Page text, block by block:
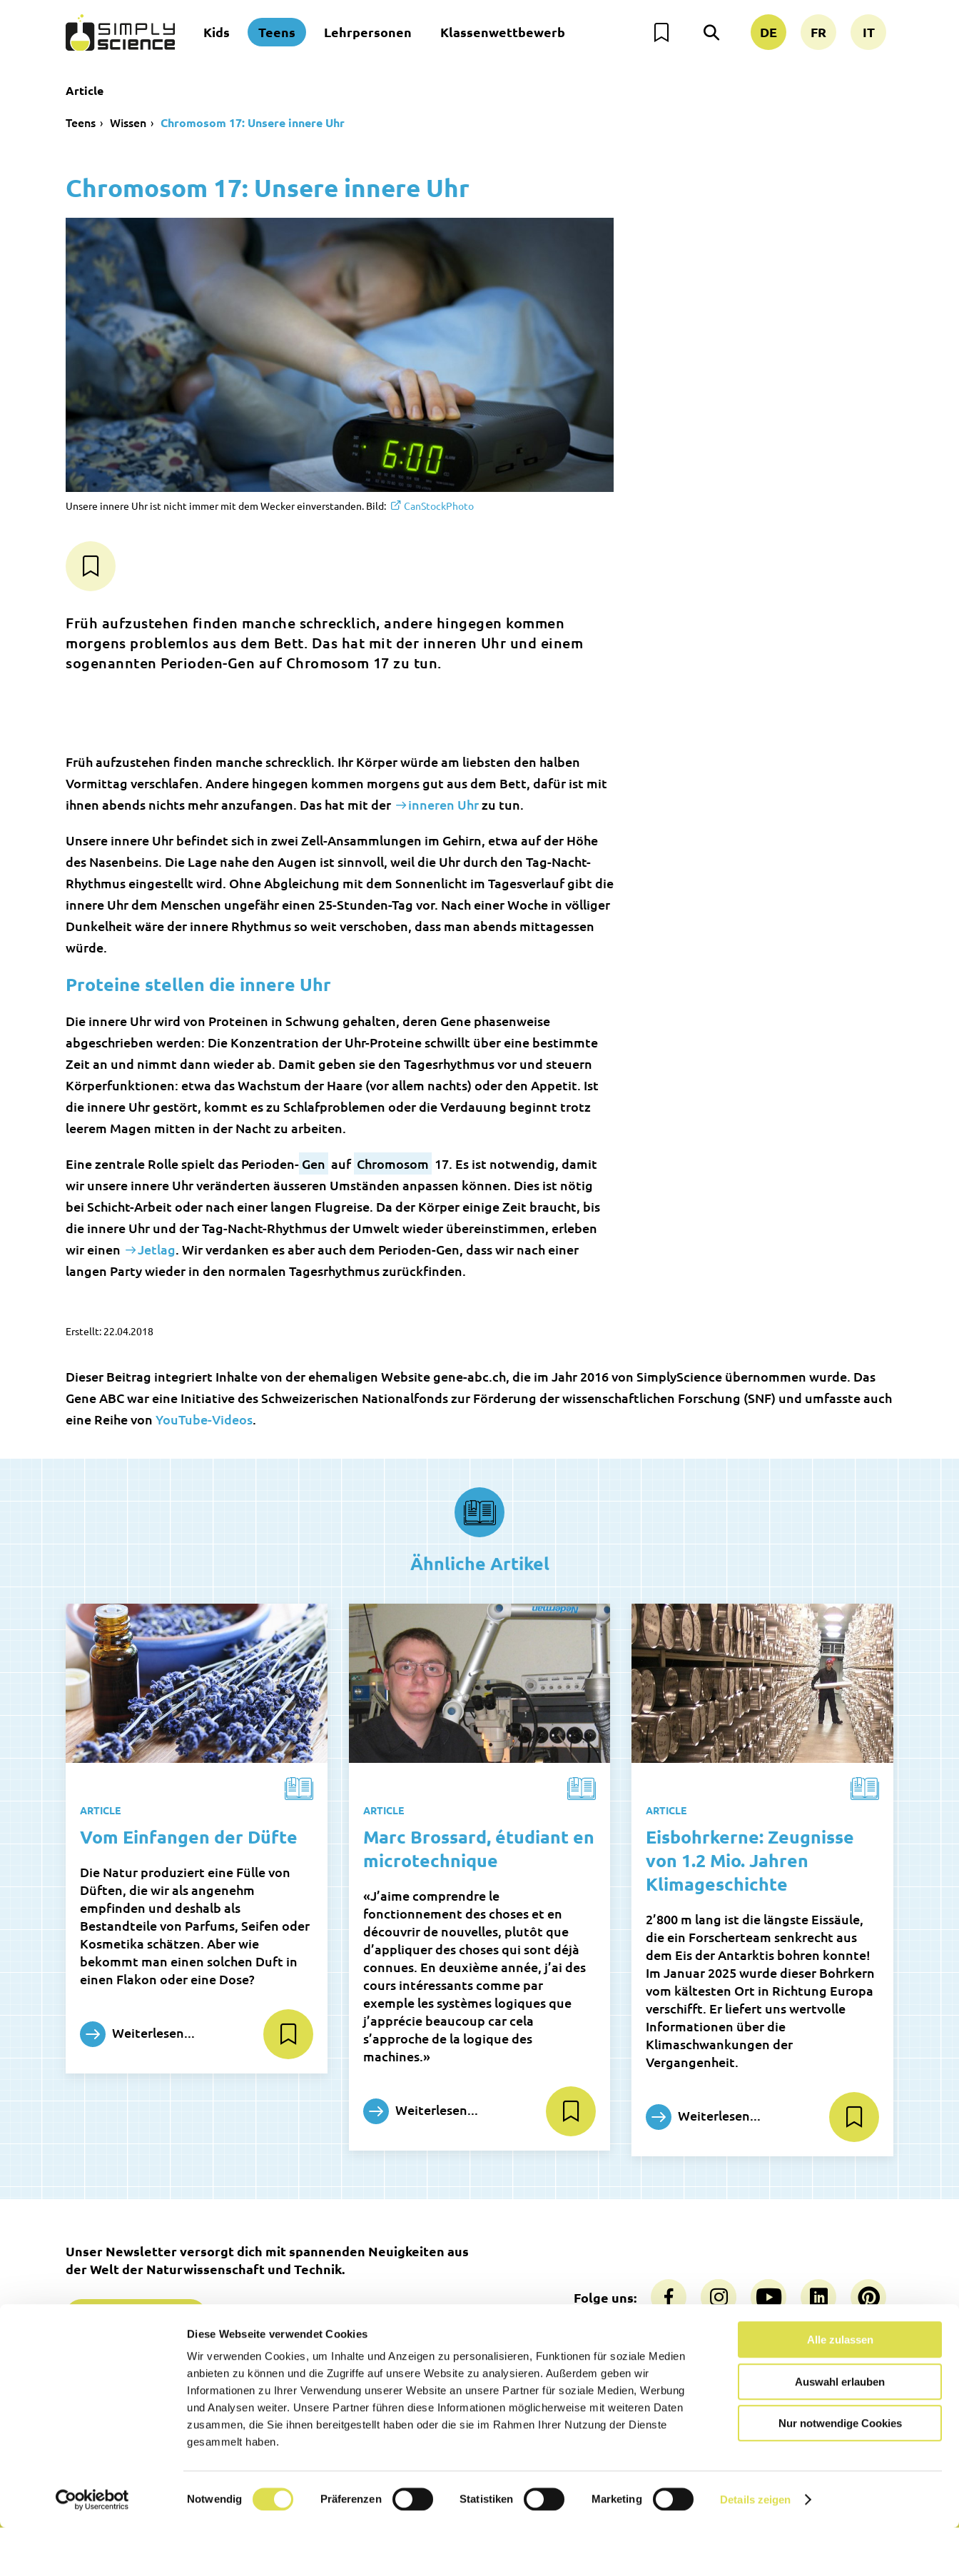
Diese Webseite verwendet Cookies
Wir verwenden Cookies, um Inhalte und Anzeigen zu personalisieren, Funktionen für soziale Medien
anbieten zu können und die Zugriffe auf unsere Website zu analysieren. Außerdem geben wir
Informationen zu Ihrer Verwendung unserer Website an unsere Partner für soziale Medien, Werbung
und Analysen weiter. Unsere Partner führen diese Informationen möglicherweise mit weiteren Daten
zusammen, die Sie ihnen bereitgestellt haben oder die sie im Rahmen Ihrer Nutzung der Dienste
gesammelt haben.
Einwilligungsauswahl
Notwendig Präferenzen Statistiken Marketing Details zeigen
Alle zulassen
Auswahl erlauben
Nur notwendige Cookies
Kids Teens Lehrpersonen Klassenwettbewerb DE FR IT
Article
Teens Wissen Chromosom 17: Unsere innere Uhr
Chromosom 17: Unsere innere Uhr
Unsere innere Uhr ist nicht immer mit dem Wecker einverstanden. Bild: CanStockPhoto
Früh aufzustehen finden manche schrecklich, andere hingegen kommen
morgens problemlos aus dem Bett. Das hat mit der inneren Uhr und einem
sogenannten Perioden-Gen auf Chromosom 17 zu tun.
Früh aufzustehen finden manche schrecklich. Ihr Körper würde am liebsten den halben
Vormittag verschlafen. Andere hingegen kommen morgens gut aus dem Bett, dafür ist mit
ihnen abends nichts mehr anzufangen. Das hat mit der
inneren Uhrzu tun.
Unsere innere Uhr befindet sich in zwei Zell-Ansammlungen im Gehirn, etwa auf der Höhe
des Nasenbeins. Die Lage nahe den Augen ist sinnvoll, weil die Uhr durch den Tag-Nacht-
Rhythmus eingestellt wird. Ohne Abgleichung mit dem Sonnenlicht im Tagesverlauf gibt die
innere Uhr dem Menschen ungefähr einen 25-Stunden-Tag vor. Nach einer Woche in völliger
Dunkelheit wäre der innere Rhythmus so weit verschoben, dass man abends mittagessen
würde.
Proteine stellen die innere Uhr
Die innere Uhr wird von Proteinen in Schwung gehalten, deren Gene phasenweise
abgeschrieben werden: Die Konzentration der Uhr-Proteine schwillt über eine bestimmte
Zeit an und nimmt dann wieder ab. Damit geben sie den Tagesrhythmus vor und steuern
Körperfunktionen: etwa das Wachstum der Haare (vor allem nachts) oder den Appetit. Ist
die innere Uhr gestört, kommt es zu Schlafproblemen oder die Verdauung beginnt trotz
leerem Magen mitten in der Nacht zu arbeiten.
Eine zentrale Rolle spielt das Perioden- Gen auf Chromosom 17. Es ist notwendig, damit
wir unsere innere Uhr veränderten äusseren Umständen anpassen können. Dies ist nötig
bei Schicht-Arbeit oder nach einer langen Flugreise. Da der Körper einige Zeit braucht, bis
die innere Uhr und der Tag-Nacht-Rhythmus der Umwelt wieder übereinstimmen, erleben
wir einen
Jetlag. Wir verdanken es aber auch dem Perioden-Gen, dass wir nach einer
langen Party wieder in den normalen Tagesrhythmus zurückfinden.
Erstellt: 22.04.2018
Dieser Beitrag integriert Inhalte von der ehemaligen Website gene-abc.ch, die im Jahr 2016 von SimplyScience übernommen wurde. Das
Gene ABC war eine Initiative des Schweizerischen Nationalfonds zur Förderung der wissenschaftlichen Forschung (SNF) und umfasste auch
eine Reihe von YouTube-Videos.
Ähnliche Artikel
ARTICLE
Vom Einfangen der Düfte
Die Natur produziert eine Fülle von
Düften, die wir als angenehm
empfinden und deshalb als
Bestandteile von Parfums, Seifen oder
Kosmetika schätzen. Aber wie
bekommt man einen solchen Duft in
einen Flakon oder eine Dose?
Weiterlesen...
ARTICLE
Marc Brossard, étudiant en
microtechnique
«J’aime comprendre le
fonctionnement des choses et en
découvrir de nouvelles, plutôt que
d’appliquer des choses qui sont déjà
connues. En deuxième année, j’ai des
cours intéressants comme par
exemple les systèmes logiques que
j’apprécie beaucoup car cela
s’approche de la logique des
machines.»
Weiterlesen...
ARTICLE
Eisbohrkerne: Zeugnisse
von 1.2 Mio. Jahren
Klimageschichte
2’800 m lang ist die längste Eissäule,
die ein Forscherteam senkrecht aus
dem Eis der Antarktis bohren konnte!
Im Januar 2025 wurde dieser Bohrkern
vom kältesten Ort in Richtung Europa
verschifft. Er liefert uns wertvolle
Informationen über die
Klimaschwankungen der
Vergangenheit.
Weiterlesen...
Unser Newsletter versorgt dich mit spannenden Neuigkeiten aus
der Welt der Naturwissenschaft und Technik.
Folge uns:
Kontakt Weitere Seiten:
SimplyCooking